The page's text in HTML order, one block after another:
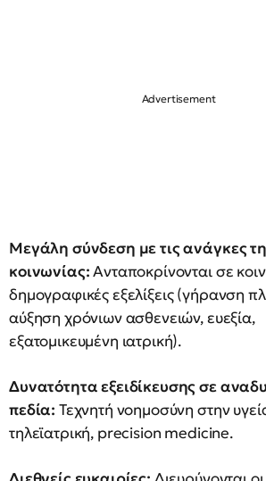
Μεγάλη σύνδεση με τις ανάγκες
κοινωνίας:Ανταποκρίνονται σε
δημογραφικές εξελίξεις (γήρανση
αύξηση χρόνιων ασθενειών, ευεξία,
εξατομικευμένη ιατρική).
Δυνατότητα εξειδίκευσης σε
πεδία: Τεχνητή νοημοσύνη στην
τηλεϊατρική, precision medicine.